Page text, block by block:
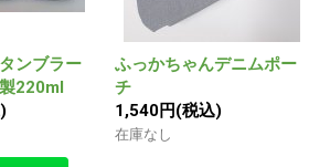
ンブラー
220ml
ふっかちゃんデニムポー
チ
1,540円(税込)
在庫なし